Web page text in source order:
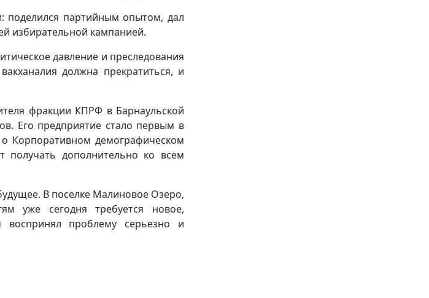
поделился партийным опытом, дал
избирательной кампанией.
давление и преследования
должна прекратиться, и
фракции КПРФ в Барнаульской
Его предприятие стало первым в
Корпоративном демографическом
получать дополнительно ко всем
В поселке Малиновое Озеро,
уже сегодня требуется новое,
проблему серьезно и